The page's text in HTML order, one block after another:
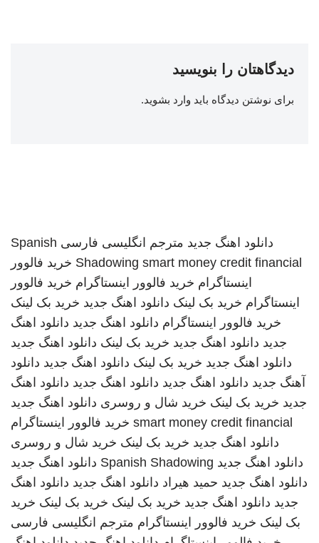
دیدگاهتان را بنویسید
برای نوشتن دیدگاه باید وارد بشوید.
دانلود اهنگ جدید مترجم انگلیسی فارسی Spanish
Shadowing smart money credit financial
خرید فالوور
اینستاگرام خرید فالوور اینستاگرام خرید فالوور
اینستاگرام خرید بک لینک دانلود اهنگ جدید خرید بک لینک
خرید فالوور اینستاگرام دانلود اهنگ جدید دانلود اهنگ
جدید دانلود اهنگ جدید خرید بک لینک دانلود اهنگ جدید
دانلود اهنگ جدید خرید بک لینک دانلود اهنگ جدید دانلود
آهنگ جدید دانلود اهنگ جدید دانلود اهنگ جدید دانلود اهنگ
جدید خرید بک لینک خرید شال و روسری دانلود اهنگ جدید
smart money credit financial خرید فالوور اینستاگرام
دانلود اهنگ جدید خرید بک لینک خرید شال و روسری
دانلود اهنگ جدید Spanish Shadowing دانلود اهنگ جدید
دانلود اهنگ جدید حمید هیراد دانلود اهنگ جدید دانلود اهنگ
جدید دانلود اهنگ جدید خرید بک لینک خرید بک لینک خرید
بک لینک خرید فالوور اینستاگرام مترجم انگلیسی فارسی